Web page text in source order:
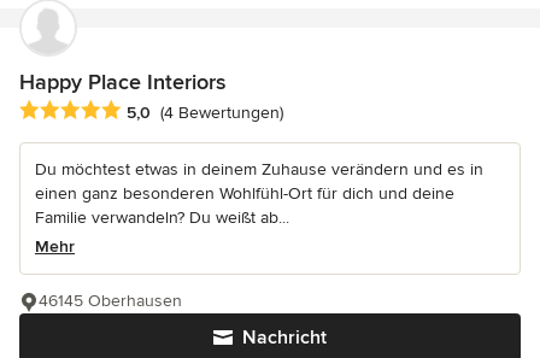
Happy Place Interiors
Durchschnittliche Bewertung: 5 von 5 Sternen
5,0 (4 Bewertungen)
Du möchtest etwas in deinem Zuhause verändern und es in
einen ganz besonderen Wohlfühl-Ort für dich und deine
Familie verwandeln? Du weißt ab...
Mehr
Nachricht
46145 Oberhausen